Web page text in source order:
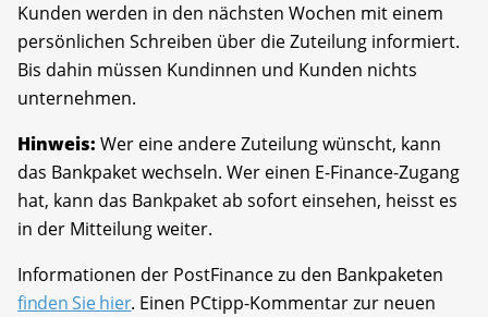
Kunden werden in den nächsten Wochen mit einem
persönlichen Schreiben über die Zuteilung informiert.
Bis dahin müssen Kundinnen und Kunden nichts
unternehmen.
Hinweis: Wer eine andere Zuteilung wünscht, kann
das Bankpaket wechseln. Wer einen E-Finance-Zugang
hat, kann das Bankpaket ab sofort einsehen, heisst es
in der Mitteilung weiter.
Informationen der PostFinance zu den Bankpaketen
finden Sie hier. Einen PCtipp-Kommentar zur neuen